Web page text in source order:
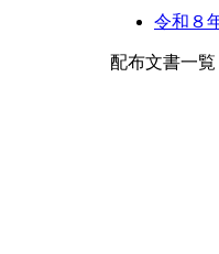
令和８
配布文書一覧